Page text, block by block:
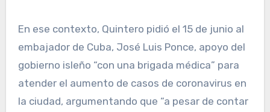
En ese contexto, Quintero pidió el 15 de junio al
embajador de Cuba, José Luis Ponce, apoyo del
gobierno isleño “con una brigada médica” para
atender el aumento de casos de coronavirus en
la ciudad, argumentando que “a pesar de contar